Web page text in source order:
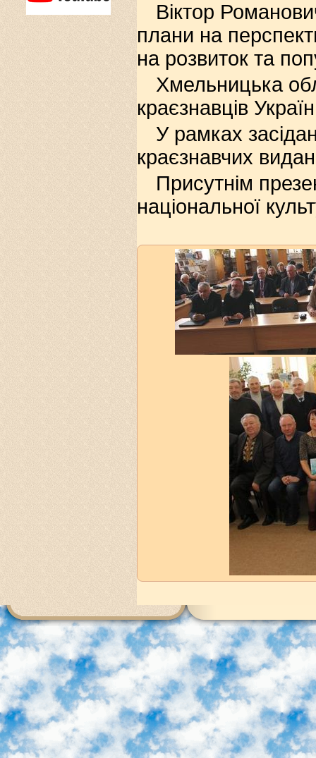
Віктор
плани на
на розвиток та
Хмельницька
краєзнавців
У рамках
краєзнавчих
Присутнім
національної